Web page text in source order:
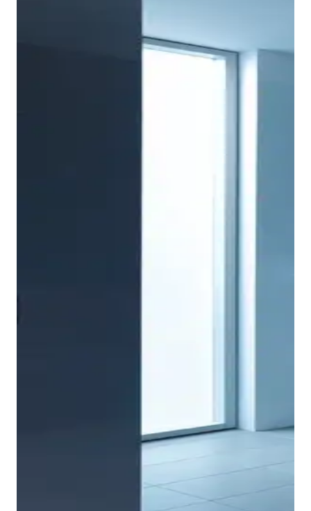
Anche per i mobili da bagno prevalgono leggerezza e